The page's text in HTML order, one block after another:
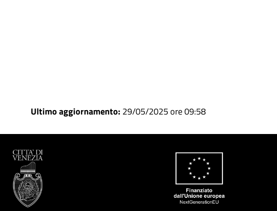
Ultimo aggiornamento: 29/05/2025 ore 09:58